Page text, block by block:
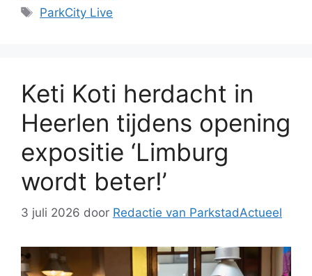
Tags
ParkCity Live
Keti Koti herdacht in
Heerlen tijdens opening
expositie ‘Limburg
wordt beter!’
3 juli 2026 door Redactie van ParkstadActueel